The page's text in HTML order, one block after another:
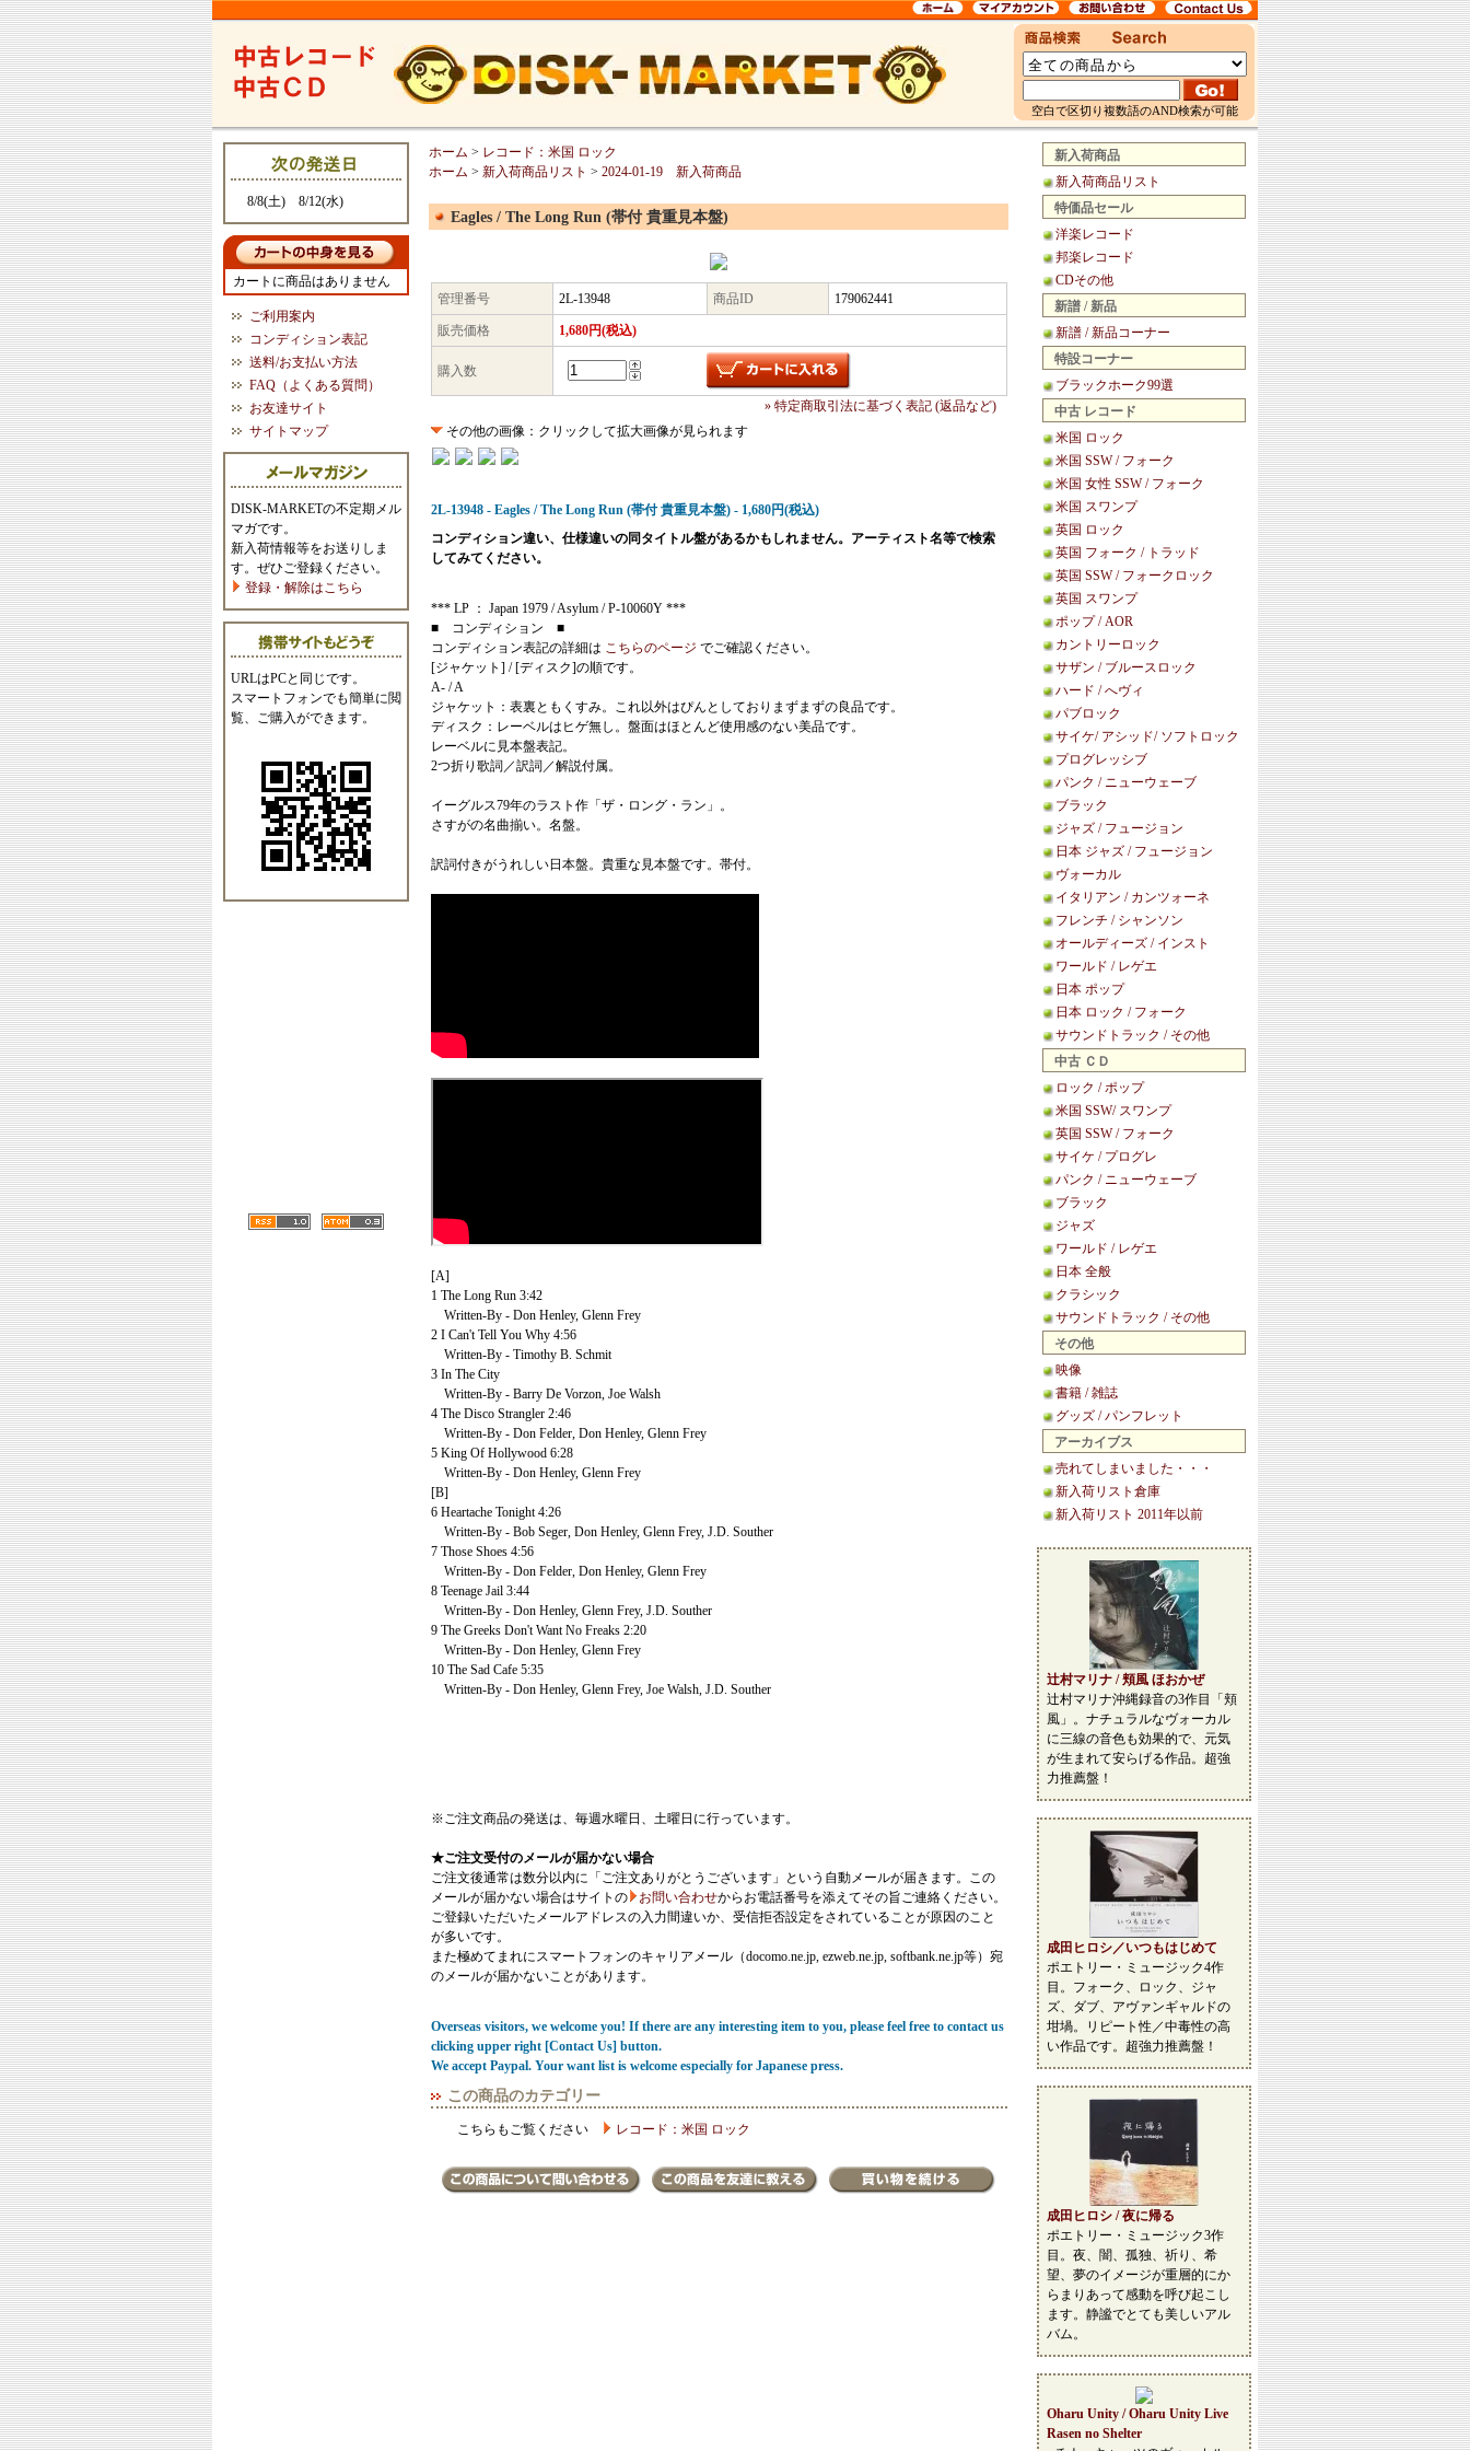
空白で区切り複数語のAND検索が可能
8/8(土) 8/12(水)
カートに商品はありません
ご利用案内
コンディション表記
送料/お支払い方法
FAQ（よくある質問）
お友達サイト
サイトマップ
DISK-MARKETの不定期メル
マガです。
新入荷情報等をお送りしま
す。ぜひご登録ください。
登録・解除はこちら
URLはPCと同じです。
スマートフォンでも簡単に閲
覧、ご購入ができます。
新入荷商品
新入荷商品リスト
特価品セール
洋楽レコード
邦楽レコード
CDその他
新譜 / 新品
新譜 / 新品コーナー
特設コーナー
ブラックホーク99選
中古 レコード
米国 ロック
米国 SSW / フォーク
米国 女性 SSW / フォーク
米国 スワンプ
英国 ロック
英国 フォーク / トラッド
英国 SSW / フォークロック
英国 スワンプ
ポップ / AOR
カントリーロック
サザン / ブルースロック
ハード / へヴィ
パブロック
サイケ/ アシッド/ ソフトロック
プログレッシブ
パンク / ニューウェーブ
ブラック
ジャズ / フュージョン
日本 ジャズ / フュージョン
ヴォーカル
イタリアン / カンツォーネ
フレンチ / シャンソン
オールディーズ / インスト
ワールド / レゲエ
日本 ポップ
日本 ロック / フォーク
サウンドトラック / その他
中古 ＣＤ
ロック / ポップ
米国 SSW/ スワンプ
英国 SSW / フォーク
サイケ / プログレ
パンク / ニューウェーブ
ブラック
ジャズ
ワールド / レゲエ
日本 全般
クラシック
サウンドトラック / その他
その他
映像
書籍 / 雑誌
グッズ / パンフレット
アーカイブス
売れてしまいました・・・
新入荷リスト倉庫
新入荷リスト 2011年以前
辻村マリナ / 頬風 ほおかぜ
辻村マリナ沖縄録音の3作目「頬
風」。ナチュラルなヴォーカル
に三線の音色も効果的で、元気
が生まれて安らげる作品。超強
力推薦盤！
成田ヒロシ／いつもはじめて
ポエトリー・ミュージック4作
目。フォーク、ロック、ジャ
ズ、ダブ、アヴァンギャルドの
坩堝。リピート性／中毒性の高
い作品です。超強力推薦盤！
成田ヒロシ / 夜に帰る
ポエトリー・ミュージック3作
目。夜、闇、孤独、祈り、希
望、夢のイメージが重層的にか
らまりあって感動を呼び起こし
ます。静謐でとても美しいアル
バム。
Oharu Unity / Oharu Unity Live
Rasen no Shelter
ホーム > レコード：米国 ロック
ホーム > 新入荷商品リスト > 2024-01-19 新入荷商品
Eagles / The Long Run (帯付 貴重見本盤)
管理番号 2L-13948 商品ID 179062441
販売価格 1,680円(税込)
購入数
» 特定商取引法に基づく表記 (返品など)
その他の画像：クリックして拡大画像が見られます
2L-13948 - Eagles / The Long Run (帯付 貴重見本盤) - 1,680円(税込)
コンディション違い、仕様違いの同タイトル盤があるかもしれません。アーティスト名等で検索
してみてください。
*** LP ： Japan 1979 / Asylum / P-10060Y ***
■ コンディション ■
コンディション表記の詳細は こちらのページ でご確認ください。
[ジャケット] / [ディスク]の順です。
A- / A
ジャケット：表裏ともくすみ。これ以外はぴんとしておりまずまずの良品です。
ディスク：レーベルはヒゲ無し。盤面はほとんど使用感のない美品です。
レーベルに見本盤表記。
2つ折り歌詞／訳詞／解説付属。
イーグルス79年のラスト作「ザ・ロング・ラン」。
さすがの名曲揃い。名盤。
訳詞付きがうれしい日本盤。貴重な見本盤です。帯付。
[A]
1 The Long Run 3:42
Written-By - Don Henley, Glenn Frey
2 I Can't Tell You Why 4:56
Written-By - Timothy B. Schmit
3 In The City
Written-By - Barry De Vorzon, Joe Walsh
4 The Disco Strangler 2:46
Written-By - Don Felder, Don Henley, Glenn Frey
5 King Of Hollywood 6:28
Written-By - Don Henley, Glenn Frey
[B]
6 Heartache Tonight 4:26
Written-By - Bob Seger, Don Henley, Glenn Frey, J.D. Souther
7 Those Shoes 4:56
Written-By - Don Felder, Don Henley, Glenn Frey
8 Teenage Jail 3:44
Written-By - Don Henley, Glenn Frey, J.D. Souther
9 The Greeks Don't Want No Freaks 2:20
Written-By - Don Henley, Glenn Frey
10 The Sad Cafe 5:35
Written-By - Don Henley, Glenn Frey, Joe Walsh, J.D. Souther
※ご注文商品の発送は、毎週水曜日、土曜日に行っています。
★ご注文受付のメールが届かない場合
ご注文後通常は数分以内に「ご注文ありがとうございます」という自動メールが届きます。この
メールが届かない場合はサイトの
お問い合わせからお電話番号を添えてその旨ご連絡ください。
ご登録いただいたメールアドレスの入力間違いか、受信拒否設定をされていることが原因のこと
が多いです。
また極めてまれにスマートフォンのキャリアメール（docomo.ne.jp, ezweb.ne.jp, softbank.ne.jp等）宛
のメールが届かないことがあります。
Overseas visitors, we welcome you! If there are any interesting item to you, please feel free to contact us
clicking upper right [Contact Us] button.
We accept Paypal. Your want list is welcome especially for Japanese press.
この商品のカテゴリー
こちらもご覧ください レコード：米国 ロック